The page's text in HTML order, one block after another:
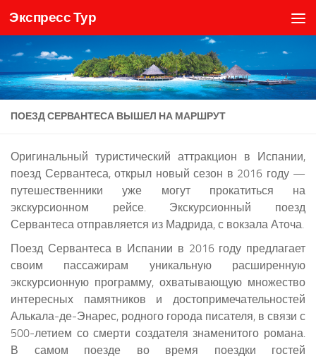
Skip to content
Экспресс Тур
ПОЕЗД СЕРВАНТЕСА ВЫШЕЛ НА МАРШРУТ
Оригинальный туристический аттракцион в Испании,
поезд Сервантеса, открыл новый сезон в 2016 году —
путешественники уже могут прокатиться на
экскурсионном рейсе. Экскурсионный поезд
Сервантеса отправляется из Мадрида, с вокзала Аточа.
Поезд Сервантеса в Испании в 2016 году предлагает
своим пассажирам уникальную расширенную
экскурсионную программу, охватывающую множество
интересных памятников и достопримечательностей
Алькала-де-Энарес, родного города писателя, в связи с
500-летием со смерти создателя знаменитого романа.
В самом поезде во время поездки гостей